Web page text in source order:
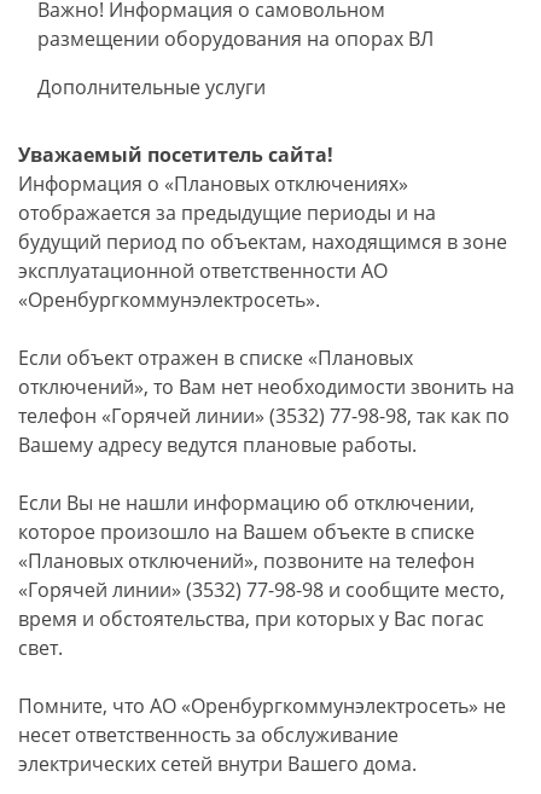
Важно! Информация о самовольном
размещении оборудования на опорах ВЛ
Дополнительные услуги
Уважаемый посетитель сайта!
Информация о «Плановых отключениях»
отображается за предыдущие периоды и на
будущий период по объектам, находящимся в зоне
эксплуатационной ответственности АО
«Оренбургкоммунэлектросеть».
Если объект отражен в списке «Плановых
отключений», то Вам нет необходимости звонить на
телефон «Горячей линии» (3532) 77-98-98, так как по
Вашему адресу ведутся плановые работы.
Если Вы не нашли информацию об отключении,
которое произошло на Вашем объекте в списке
«Плановых отключений», позвоните на телефон
«Горячей линии» (3532) 77-98-98 и сообщите место,
время и обстоятельства, при которых у Вас погас
свет.
Помните, что АО «Оренбургкоммунэлектросеть» не
несет ответственность за обслуживание
электрических сетей внутри Вашего дома.